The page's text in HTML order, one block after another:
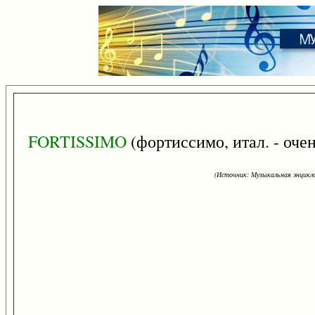
FORTISSIMO (фортиссимо, итал. -
(Источник: Музыкальная